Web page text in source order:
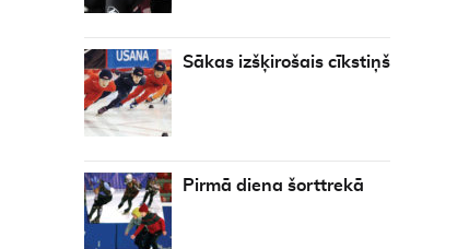
Sākas izšķirošais cīkstiņš
Pirmā diena šorttrekā